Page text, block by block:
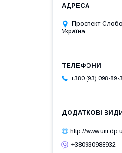
Проспект
Україна
+380 (93) 098-89-
http://
+380930988932